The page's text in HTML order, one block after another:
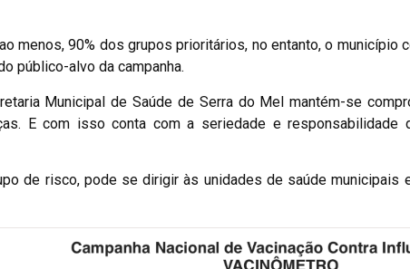
menos, 90% dos grupos prioritários, no entanto, o município
público-alvo da campanha.
Municipal de Saúde de Serra do Mel mantém-se
E com isso conta com a seriedade e responsabilidade
de risco, pode se dirigir às unidades de saúde municipais